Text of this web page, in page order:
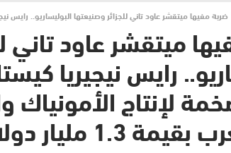
ضربة مفيها ميتقشر عاود تاني للجزائر وصنيعتها البوليساريو.. رايس نيجيريا
ميتقشر عاود تاني
رايس نيجيريا
لإنتاج الأمونياك
دولار..- تدوينة-..